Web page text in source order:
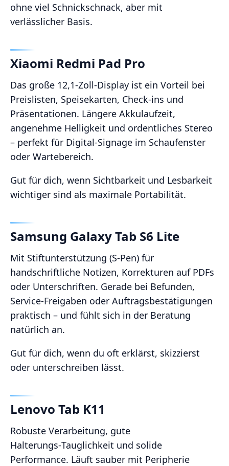
ohne viel Schnickschnack, aber mit
verlässlicher Basis.
Xiaomi Redmi Pad Pro
Das große 12,1‑Zoll‑Display ist ein Vorteil bei
Preislisten, Speisekarten, Check‑ins und
Präsentationen. Längere Akkulaufzeit,
angenehme Helligkeit und ordentliches Stereo
– perfekt für Digital‑Signage im Schaufenster
oder Wartebereich.
Gut für dich, wenn Sichtbarkeit und Lesbarkeit
wichtiger sind als maximale Portabilität.
Samsung Galaxy Tab S6 Lite
Mit Stiftunterstützung (S‑Pen) für
handschriftliche Notizen, Korrekturen auf PDFs
oder Unterschriften. Gerade bei Befunden,
Service‑Freigaben oder Auftragsbestätigungen
praktisch – und fühlt sich in der Beratung
natürlich an.
Gut für dich, wenn du oft erklärst, skizzierst
oder unterschreiben lässt.
Lenovo Tab K11
Robuste Verarbeitung, gute
Halterungs‑Tauglichkeit und solide
Performance. Läuft sauber mit Peripherie